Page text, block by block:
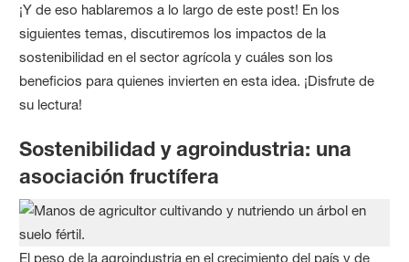
¡Y de eso hablaremos a lo largo de este post! En los
siguientes temas, discutiremos los impactos de la
sostenibilidad en el sector agrícola y cuáles son los
beneficios para quienes invierten en esta idea. ¡Disfrute de
su lectura!
Sostenibilidad y agroindustria: una
asociación fructífera
El peso de la agroindustria en el crecimiento del país y de